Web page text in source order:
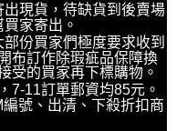
現貨，待缺貨到後賣場
家寄出。
份買家們極度要求收到
布訂作除瑕疵品保障換
受的買家再下標購物。
7-11訂單郵資均85元。
號、出清、下殺折扣商